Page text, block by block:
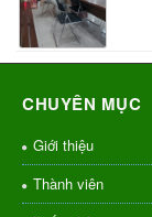
CHUYÊN MỤC
Giới thiệu
Thành viên